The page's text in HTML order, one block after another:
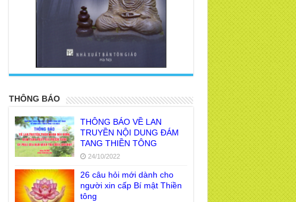
THÔNG BÁO
THÔNG BÁO VỀ LAN
TRUYỀN NỘI DUNG ĐÁM
TANG THIỀN TÔNG
24/10/2022
26 câu hỏi mới dành cho
người xin cấp Bí mật Thiền
tông